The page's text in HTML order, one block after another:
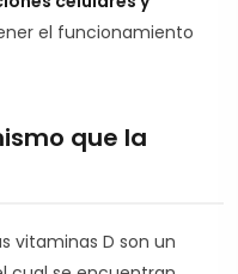
el funcionamiento
que la
vitaminas D son un